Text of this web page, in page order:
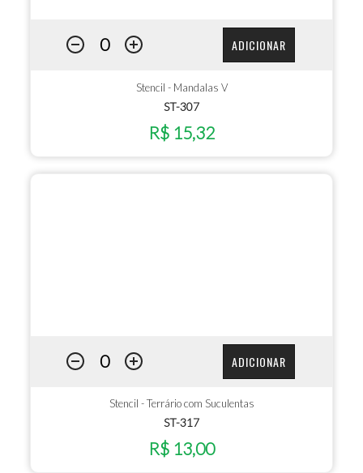
ADICIONAR
Stencil - Mandalas V
ST-307
R$ 15,32
ADICIONAR
Stencil - Terrário com Suculentas
ST-317
R$ 13,00